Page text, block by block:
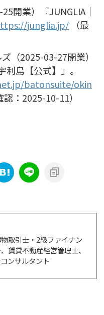
開業）『JUNGLIA｜
junglia.jp/ （最
（2025-03-27開業）
利島【公式】』。
batonsuite/okin
認：2025-10-11）
取引士・2級ファイナン
賃貸不動産経営管理士、
ンサルタント